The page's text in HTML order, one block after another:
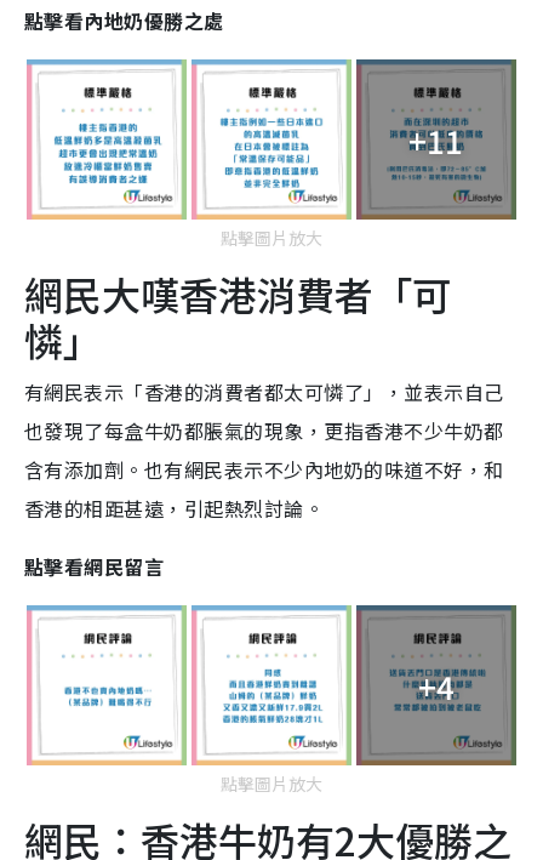
點擊看內地奶優勝之處
+11
點擊圖片放大
網民大嘆香港消費者「可
憐」
有網民表示「香港的消費者都太可憐了」，並表示自己
也發現了每盒牛奶都脹氣的現象，更指香港不少牛奶都
含有添加劑。也有網民表示不少內地奶的味道不好，和
香港的相距甚遠，引起熱烈討論。
點擊看網民留言
+4
點擊圖片放大
網民：香港牛奶有2大優勝之